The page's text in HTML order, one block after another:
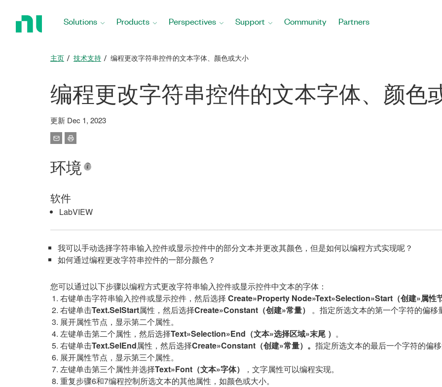
Solutions Products Perspectives Support Community Partners
主页 技术支持 编程更改字符串控件的文本字体、颜色或大小
编程更改字符串控件的文本字体、颜色
更新 Dec 1, 2023
环境
软件
LabVIEW
我可以手动选择字符串输入控件或显示控件中的部分文本并更改其颜色，但是如何以编程方式实现呢？
如何通过编程更改字符串控件的一部分颜色？
您可以通过以下步骤以编程方式更改字符串输入控件或显示控件中文本的字体：
右键单击字符串输入控件或显示控件，然后选择 Create»Property Node»Text»Selection»Start（创建»属性
右键单击Text.SelStart属性，然后选择Create»Constant（创建»常量）
。指定所选文本的第一个字符的偏移
展开属性节点，显示第二个属性。
左键单击第二个属性，然后选择Text»Selection»End（文本»选择区域»末尾 ） 。
右键单击Text.SelEnd属性，然后选择Create»Constant（创建»常量）。 指定所选文本的最后一个字符的偏
展开属性节点，显示第三个属性。
左键单击第三个属性并选择Text»Font （文本»字体）
，文字属性可以编程实现。
重复步骤6和7编程控制所选文本的其他属性，如颜色或大小。